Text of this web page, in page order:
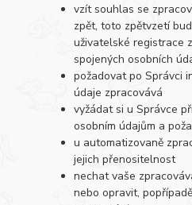
vzít souhlas se
zpět, toto zpětvzetí
uživatelské registrace
spojených osobních
požadovat po Správci
údaje zpracovává
vyžádat si u Správce
osobním údajům a
u automatizovaně
jejich přenositelnost
nechat vaše
nebo opravit,